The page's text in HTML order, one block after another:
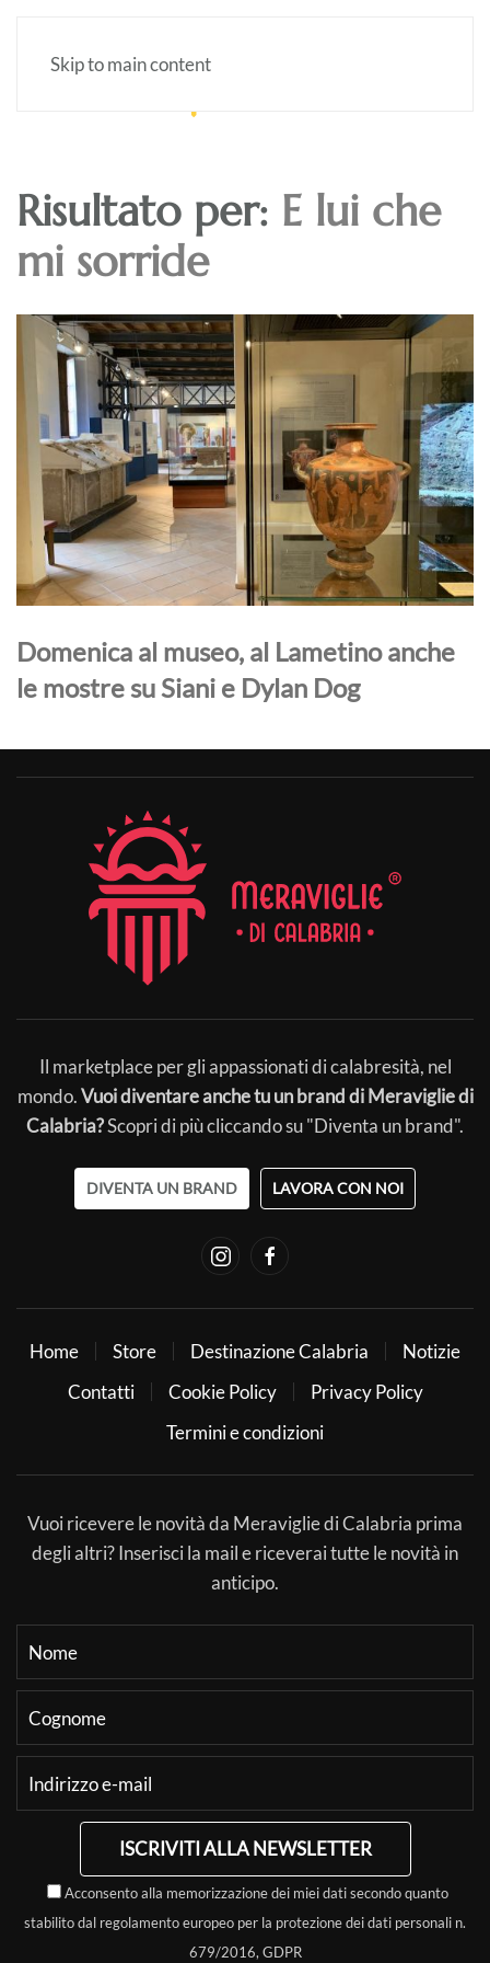
Skip to main content
Risultato per: E lui che
mi sorride
Domenica al museo, al Lametino anche
le mostre su Siani e Dylan Dog
Il marketplace per gli appassionati di calabresità, nel
mondo.Vuoi diventare anche tu un brand di Meraviglie di
Calabria?Scopri di più cliccando su "Diventa un brand".
DIVENTA UN BRAND LAVORA CON NOI
Home Store Destinazione Calabria
Notizie
Contatti
Cookie Policy
Privacy Policy
Termini e condizioni
Vuoi ricevere le novità da Meraviglie di Calabria prima
degli altri? Inserisci la mail e riceverai tutte le novità in
anticipo.
ISCRIVITI ALLA NEWSLETTER
Acconsento alla memorizzazione dei miei dati secondo quanto
stabilito dal regolamento europeo per la protezione dei dati personali n.
679/2016, GDPR